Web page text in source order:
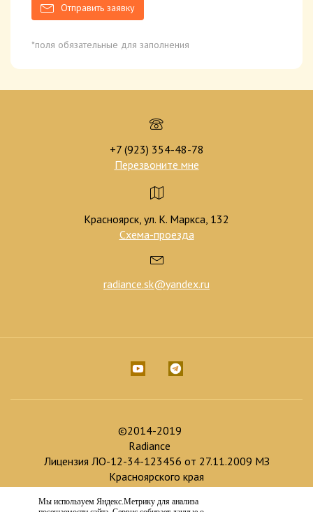
Отправить заявку
*поля обязательные для заполнения
+7 (923) 354-48-78
Перезвоните мне
Красноярск, ул. К. Маркса, 132
Схема-проезда
radiance.sk@yandex.ru
©2014-2019
Radiance
Лицензия ЛО-12-34-123456 от 27.11.2009 МЗ
Красноярского края
Доработка и продвижение :
Мы используем Яндекс.Метрику для анализа